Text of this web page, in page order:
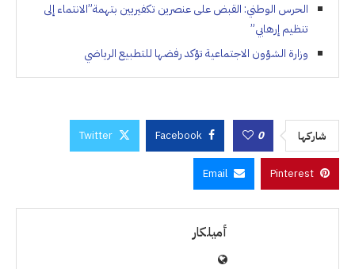
الحرس الوطني: القبض على عنصرين تكفيريين بتهمة”الانتماء إلى
تنظيم إرهابي”
وزارة الشؤون الاجتماعية تؤكد رفضها للتطبيع الرياضي
شاركها 0
Facebook
Twitter
Pinterest
Email
أميلكار